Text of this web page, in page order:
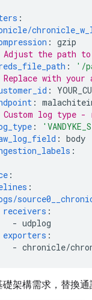
:
: gzip
Adjust the path
:
'/
Replace with your
:
:
Custom log type -
:
: body
:
:
:
receivers :
- udplog
exporters :
- chronicle/
礎架構需求，替換通